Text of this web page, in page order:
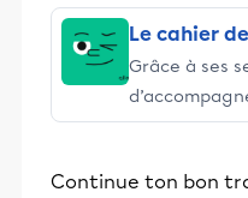
Le cahier
Grâce à ses
stimulants,
éducative.
Continue ton bon